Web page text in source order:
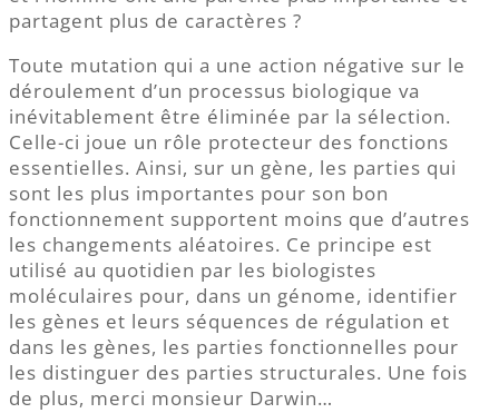
partagent plus de caractères ?
Toute mutation qui a une action négative sur le
déroulement d’un processus biologique va
inévitablement être éliminée par la sélection.
Celle-ci joue un rôle protecteur des fonctions
essentielles. Ainsi, sur un gène, les parties qui
sont les plus importantes pour son bon
fonctionnement supportent moins que d’autres
les changements aléatoires. Ce principe est
utilisé au quotidien par les biologistes
moléculaires pour, dans un génome, identifier
les gènes et leurs séquences de régulation et
dans les gènes, les parties fonctionnelles pour
les distinguer des parties structurales. Une fois
de plus, merci monsieur Darwin…